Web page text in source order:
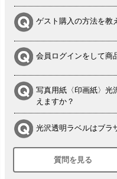
ゲスト購入の方法を教
会員ログインをして商
写真用紙〈印画紙〉光
えますか？
光沢透明ラベルはブラ
シルバーペーパーに
は？
質問を見る